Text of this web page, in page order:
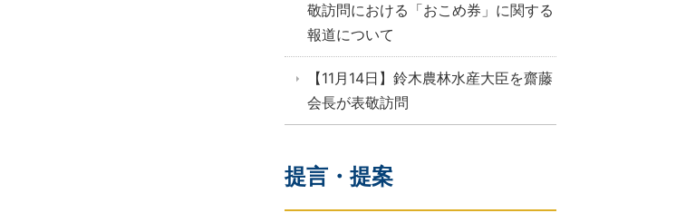
敬訪問における「おこめ券」に関する
報道について
【11月14日】鈴木農林水産大臣を齋藤
会長が表敬訪問
提言・提案